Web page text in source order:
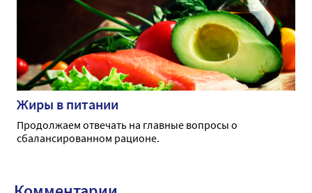
Жиры в питании
Продолжаем отвечать на главные вопросы о
сбалансированном рационе.